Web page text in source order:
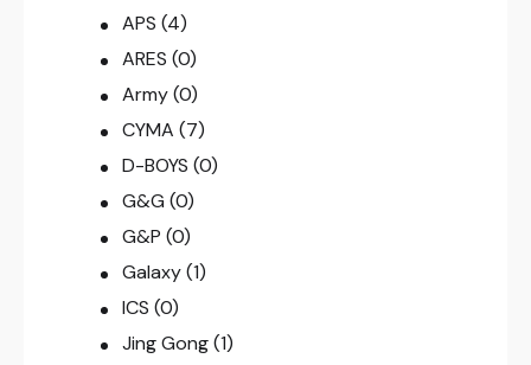
APS (4)
ARES (0)
Army (0)
CYMA (7)
D-BOYS (0)
G&G (0)
G&P (0)
Galaxy (1)
ICS (0)
Jing Gong (1)